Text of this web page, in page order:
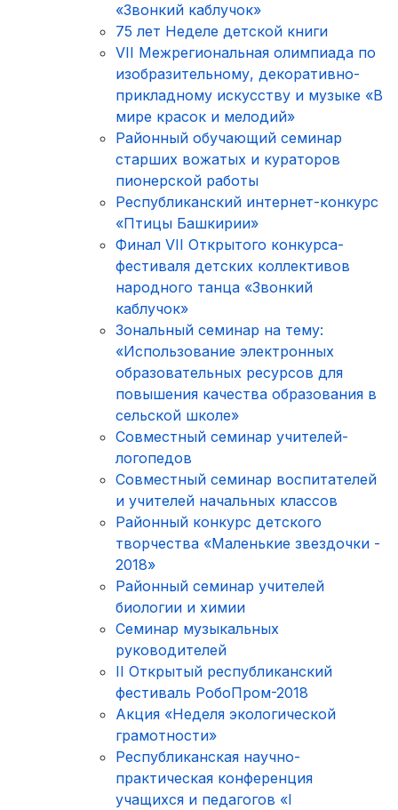
«Звонкий каблучок»
75 лет Неделе детской книги
VII Межрегиональная олимпиада по
изобразительному, декоративно-
прикладному искусству и музыке «В
мире красок и мелодий»
Районный обучающий семинар
старших вожатых и кураторов
пионерской работы
Республиканский интернет-конкурс
«Птицы Башкирии»
Финал VII Открытого конкурса-
фестиваля детских коллективов
народного танца «Звонкий
каблучок»
Зональный семинар на тему:
«Использование электронных
образовательных ресурсов для
повышения качества образования в
сельской школе»
Совместный семинар учителей-
логопедов
Совместный семинар воспитателей
и учителей начальных классов
Районный конкурс детского
творчества «Маленькие звездочки -
2018»
Районный семинар учителей
биологии и химии
Семинар музыкальных
руководителей
II Открытый республиканский
фестиваль РобоПром-2018
Акция «Неделя экологической
грамотности»
Республиканская научно-
практическая конференция
учащихся и педагогов «I